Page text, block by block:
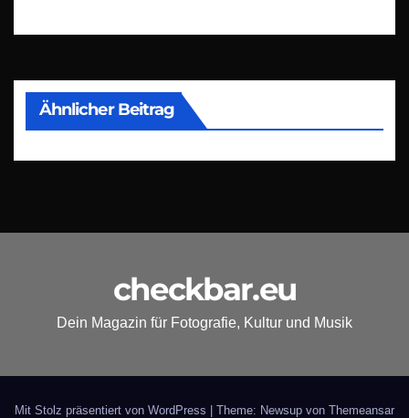
Ähnlicher Beitrag
checkbar.eu
Dein Magazin für Fotografie, Kultur und Musik
Mit Stolz präsentiert von WordPress | Theme: Newsup von Themeansar